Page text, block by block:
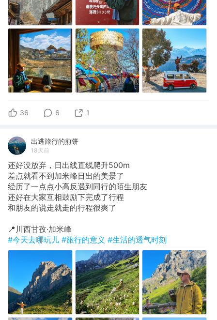
36 6 1
出逃旅行的煎饼
18天前
还好没放弃，日出线直线爬升500m
​差点就看不到加米峰日出的美景了
经历了一点点小高反遇到同行的陌生朋友
还好在大家互相鼓励下完成了行程
和朋友的说走就走的行程很爽了
​📍川西甘孜·加米峰
#今天去哪玩儿 #旅行的意义 #生活的透气时刻